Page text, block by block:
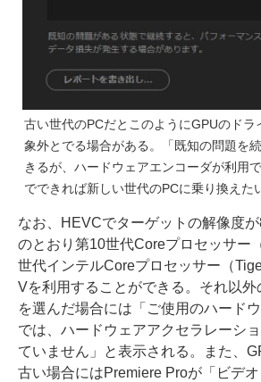
古い世代のPCだとこのようにGPUのドラ
象外とでる場合がある。「既知の問題を
きるが、ハードウェアエンコーダが利用
でできれば新しい世代のPCに乗り換えた
なお、HEVCでターゲットの解像度
のとおり第10世代Coreプロセッサー
世代インテルCoreプロセッサー（
Vを利用することができる。それ以
を選んだ場合には「ご使用のハード
では、ハードウェアアクセラレーシ
ていません」と表示される。また、
古い場合にはPremiere Proが「ビデ